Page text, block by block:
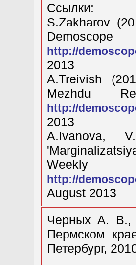
Ссылки:
S.Zakharov
http://
2013
A.Treivish
Mezhdu
http://
2013
A.Ivanova,
http://
August 2013
Черных А. В.,
Пермском
Петербург,